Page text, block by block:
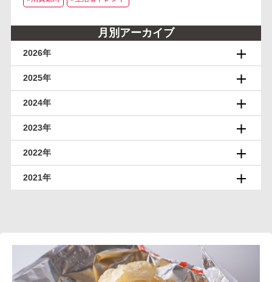
月別アーカイブ
2026年
2025年
2024年
2023年
2022年
2021年